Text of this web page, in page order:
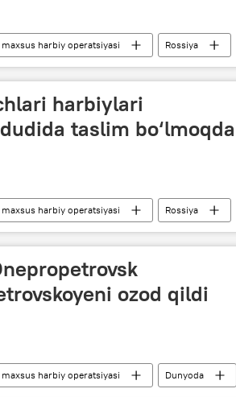
harbiy operatsiyasi
Rossiya
Turkiya Qatar
Donald Tramp
harbiylari
taslim bo‘lmoqda
harbiy operatsiyasi
Rossiya
yangiliklari
Qurolli Kuchlar
ozod qildi
harbiy operatsiyasi Dunyoda